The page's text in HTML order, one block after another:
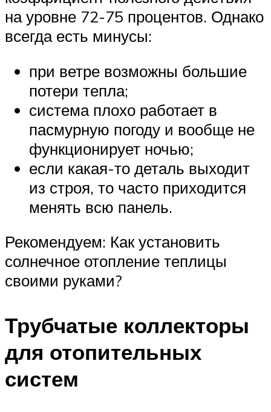
на уровне 72-75 процентов. Однако
всегда есть минусы:
при ветре возможны большие
потери тепла;
система плохо работает в
пасмурную погоду и вообще не
функционирует ночью;
если какая-то деталь выходит
из строя, то часто приходится
менять всю панель.
Рекомендуем: Как установить
солнечное отопление теплицы
своими руками?
Трубчатые коллекторы
для отопительных
систем